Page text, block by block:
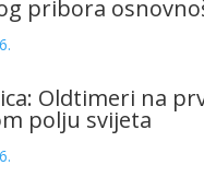
pribora
Oldtimeri na
polju svijeta